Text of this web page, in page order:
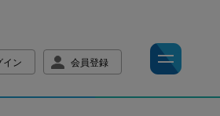
イン 会員登録